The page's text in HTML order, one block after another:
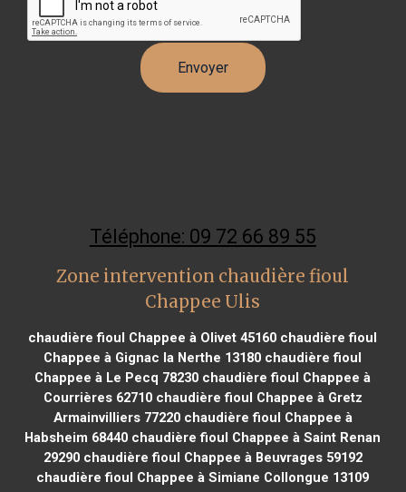
Téléphone: 09 72 66 89 55
Zone intervention chaudière fioul
Chappee Ulis
chaudière fioul Chappee à Olivet 45160 chaudière fioul
Chappee à Gignac la Nerthe 13180 chaudière fioul
Chappee à Le Pecq 78230 chaudière fioul Chappee à
Courrières 62710chaudière fioul Chappee à Gretz
Armainvilliers 77220chaudière fioul Chappee à
Habsheim 68440 chaudière fioul Chappee à Saint Renan
29290chaudière fioul Chappee à Beuvrages 59192
chaudière fioul Chappee à Simiane Collongue 13109